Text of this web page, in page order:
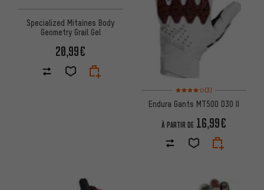
Specialized Mitaines Body
Geometry Grail Gel
20,99€
Note moyenne : 4 sur 5
(3)
Endura Gants MT500 D3O II
À PARTIR DE 16,99€